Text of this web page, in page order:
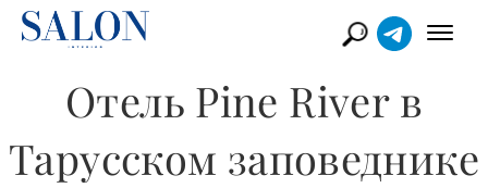
​Отель Pine River в
Тарусском заповеднике